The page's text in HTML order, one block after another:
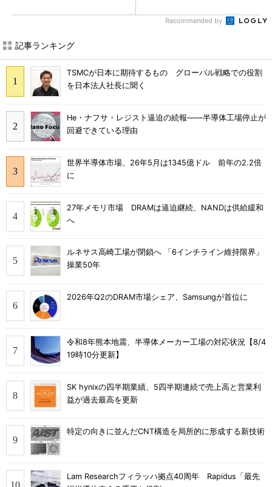
Recommended by
記事ランキング
TSMCが日本に期待するもの グローバル戦略での役割
を日本法人社長に聞く
He・ナフサ・レジスト逼迫の続報――半導体工場停止が
回避できている理由
世界半導体市場、26年5月は1345億ドル 前年の2.2倍
に
27年メモリ市場 DRAMは逼迫継続、NANDは供給緩和
へ
ルネサス高崎工場が閉鎖へ 「6インチライン維持限界」
操業50年
2026年Q2のDRAM市場シェア、Samsungが首位に
令和8年熊本地震、半導体メーカー工場の対応状況【8/4
19時10分更新】
SK hynixの四半期業績、5四半期連続で売上高と営業利
益が過去最高を更新
特定の向きに並んだCNT構造を局所的に形成する新技術
Lam Researchフィラッハ拠点40周年 Rapidus「最先